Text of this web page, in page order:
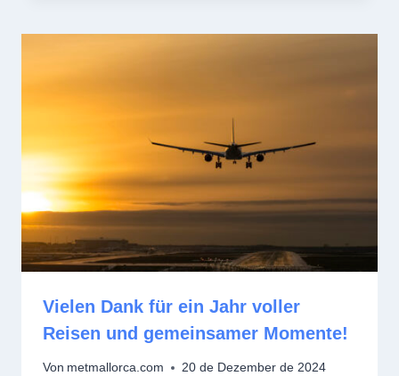
Vielen Dank für ein Jahr voller
Reisen und gemeinsamer Momente!
Von metmallorca.com 20 de Dezember de 2024